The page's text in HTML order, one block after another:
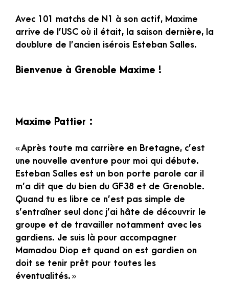
Avec 101 matchs de N1 à son actif, Maxime
arrive de l’USC où il était, la saison dernière, la
doublure de l’ancien isérois Esteban Salles.
Bienvenue à Grenoble Maxime !
Maxime Pattier :
« Après toute ma carrière en Bretagne, c’est
une nouvelle aventure pour moi qui débute.
Esteban Salles est un bon porte parole car il
m’a dit que du bien du GF38 et de Grenoble.
Quand tu es libre ce n’est pas simple de
s’entraîner seul donc j’ai hâte de découvrir le
groupe et de travailler notamment avec les
gardiens. Je suis là pour accompagner
Mamadou Diop et quand on est gardien on
doit se tenir prêt pour toutes les
éventualités. »